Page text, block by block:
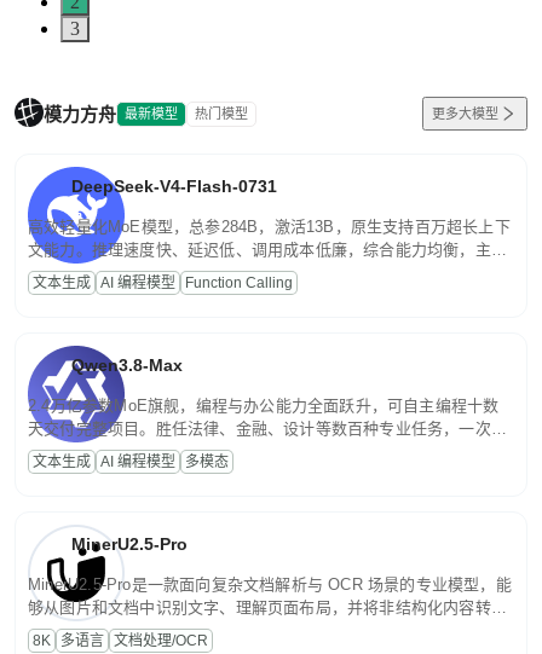
3
模力方舟 最新模型 热门模型 更多大模型
DeepSeek-V4-Flash-0731
高效轻量化MoE模型，总参284B，激活13B，原生支持百万超长上下
文能力。推理速度快、延迟低、调用成本低廉，综合能力均衡，主打
高并发、轻量化任务，适合日常对话、内容创作、基础 RAG、批量
文案处理等普惠刚需场景。
文本生成 AI 编程模型 Function Calling
Qwen3.8-Max
2.4万亿参数MoE旗舰，编程与办公能力全面跃升，可自主编程十数
天交付完整项目。胜任法律、金融、设计等数百种专业任务，一次对
话端到端交付生产级成果。原生视觉理解贯穿规划、执行与验证全流
程，支持超长文档与长视频的深度语义解析。长程任务中自主规划与
文本生成 AI 编程模型 多模态
MinerU2.5-Pro
MinerU2.5-Pro是一款面向复杂文档解析与 OCR 场景的专业模型，能
够从图片和文档中识别文字、理解页面布局，并将非结构化内容转换
为便于存储、检索和二次处理的结构化结果。
8K 多语言 文档处理/OCR